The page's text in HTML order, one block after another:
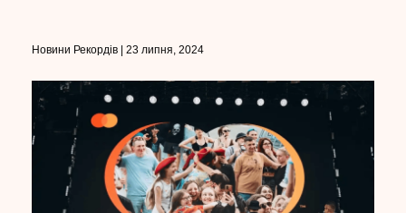
Новини Рекордів | 23 липня, 2024